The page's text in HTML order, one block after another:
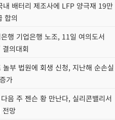
내 배터리 제조사에 LFP 양극재 19만
합의
행 기업은행 노조, 11일 여의도서
의대회
놀부 법원에 회생 신청, 지난해 순손실
가
음 주 젠슨 황 만난다, 실리콘밸리서
전망